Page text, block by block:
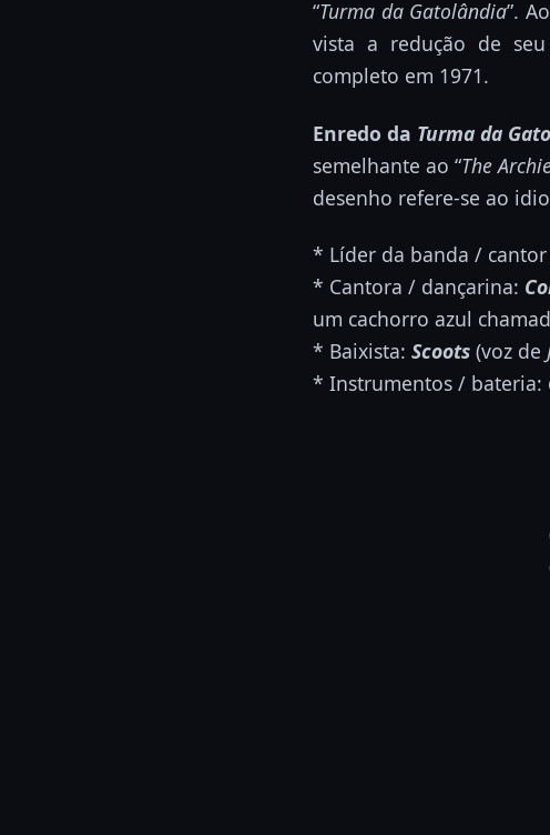
“Turma da Gatolândia”.
vista a redução de
completo em 1971.
Enredo da Turma da
semelhante ao “The
desenho refere-se ao
* Líder da banda /
* Cantora / dançarina:
um cachorro azul
* Baixista: Scoots (voz de
* Instrumentos / bateria: